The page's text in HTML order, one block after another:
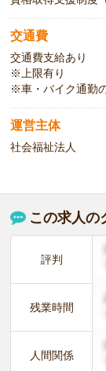
交通費
交通費支給あり
※上限有り
※車・バイク通勤
運営主体
社会福祉法人
この求人の
評判
残業時間
人間関係